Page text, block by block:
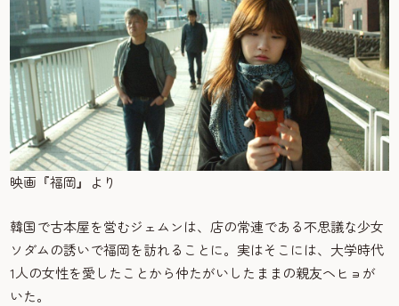
映画『福岡』より
韓国で古本屋を営むジェムンは、店の常連である不思議な少女
ソダムの誘いで福岡を訪れることに。実はそこには、大学時代
1人の女性を愛したことから仲たがいしたままの親友ヘヒョが
いた。